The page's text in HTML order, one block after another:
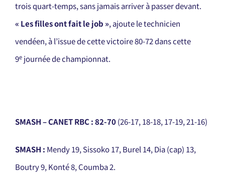
trois quart-temps, sans jamais arriver à passer devant.
« Les filles ont fait le job », ajoute le technicien
vendéen, à l’issue de cette victoire 80-72 dans cette
9e journée de championnat.
SMASH – CANET RBC : 82-70(26-17, 18-18, 17-19, 21-16)
SMASH : Mendy 19, Sissoko 17, Burel 14, Dia (cap) 13,
Boutry 9, Konté 8, Coumba 2.